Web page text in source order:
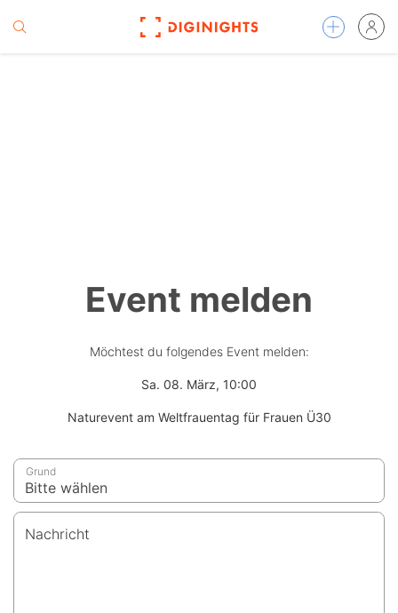
Event melden
Möchtest du folgendes Event melden:
Sa. 08. März, 10:00
Naturevent am Weltfrauentag für Frauen Ü30
Grund
Nachricht